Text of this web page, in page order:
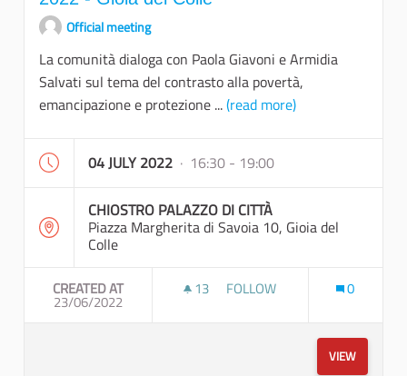
Official meeting
La comunità dialoga con Paola Giavoni e Armidia
Salvati sul tema del contrasto alla povertà,
emancipazione e protezione ...(read more)
04 JULY 2022 · 16:30 - 19:00
CHIOSTRO PALAZZO DI CITTÀ
Piazza Margherita di Savoia 10, Gioia del
Colle
CREATED AT
23/06/2022
13 13 FOLLOWERS
FOLLOW 0
VIEW